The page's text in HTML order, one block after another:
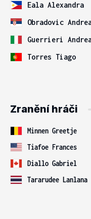
Eala Alexandra
Obradovic
Guerrieri
Torres Tiago
Zranění hráči
Minnen Greetje
Tiafoe Frances
Diallo Gabriel
Tararudee Lanlana